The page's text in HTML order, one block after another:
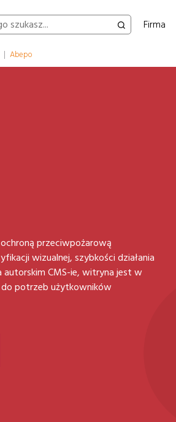
Firma
| Abepo
przeciwpożarową
wizualnej, szybkości działania
autorskim CMS-ie, witryna jest w
do potrzeb użytkowników